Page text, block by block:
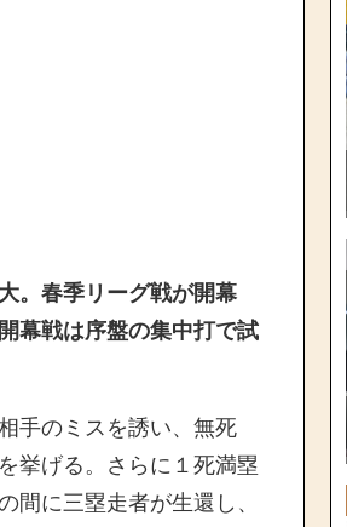
。春季リーグ戦が開幕
幕戦は序盤の集中打で試
手のミスを誘い、無死
挙げる。さらに１死満塁
間に三塁走者が生還し、